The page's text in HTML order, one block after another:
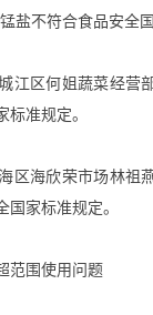
盐不符合食品安全
区何姐蔬菜经营部
准规定。
海欣荣市场林祖燕
国家标准规定。
围使用问题